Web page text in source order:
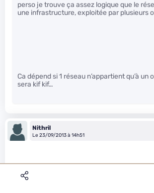
perso je trouve ça assez logique que le
une infrastructure, exploitée par plusieurs
Ca dépend si 1 réseau n’appartient qu’à un
sera kif kif…
Nithril
Le 23/09/2013 à 14h51